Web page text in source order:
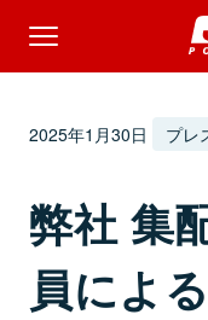
2025年1月30日 プレ
弊社 集
員によ